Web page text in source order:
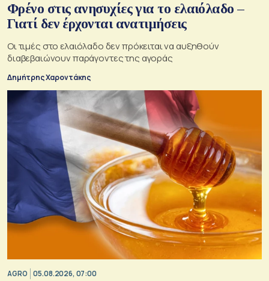
Φρένο στις ανησυχίες για το ελαιόλαδο –
Γιατί δεν έρχονται ανατιμήσεις
Οι τιμές στο ελαιόλαδο δεν πρόκειται να αυξηθούν
διαβεβαιώνουν παράγοντες της αγοράς
Δημήτρης Χαροντάκης
AGRO 05.08.2026, 07:00